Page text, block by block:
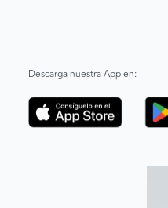
Descarga nuestra App en: